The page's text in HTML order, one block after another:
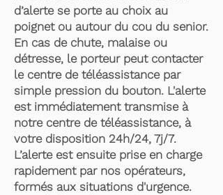
d’alerte se porte au choix au
poignet ou autour du cou du senior.
En cas de chute, malaise ou
détresse, le porteur peut contacter
le centre de téléassistance par
simple pression du bouton. L'alerte
est immédiatement transmise à
notre centre de téléassistance, à
votre disposition 24h/24, 7j/7.
L’alerte est ensuite prise en charge
rapidement par nos opérateurs,
formés aux situations d'urgence.